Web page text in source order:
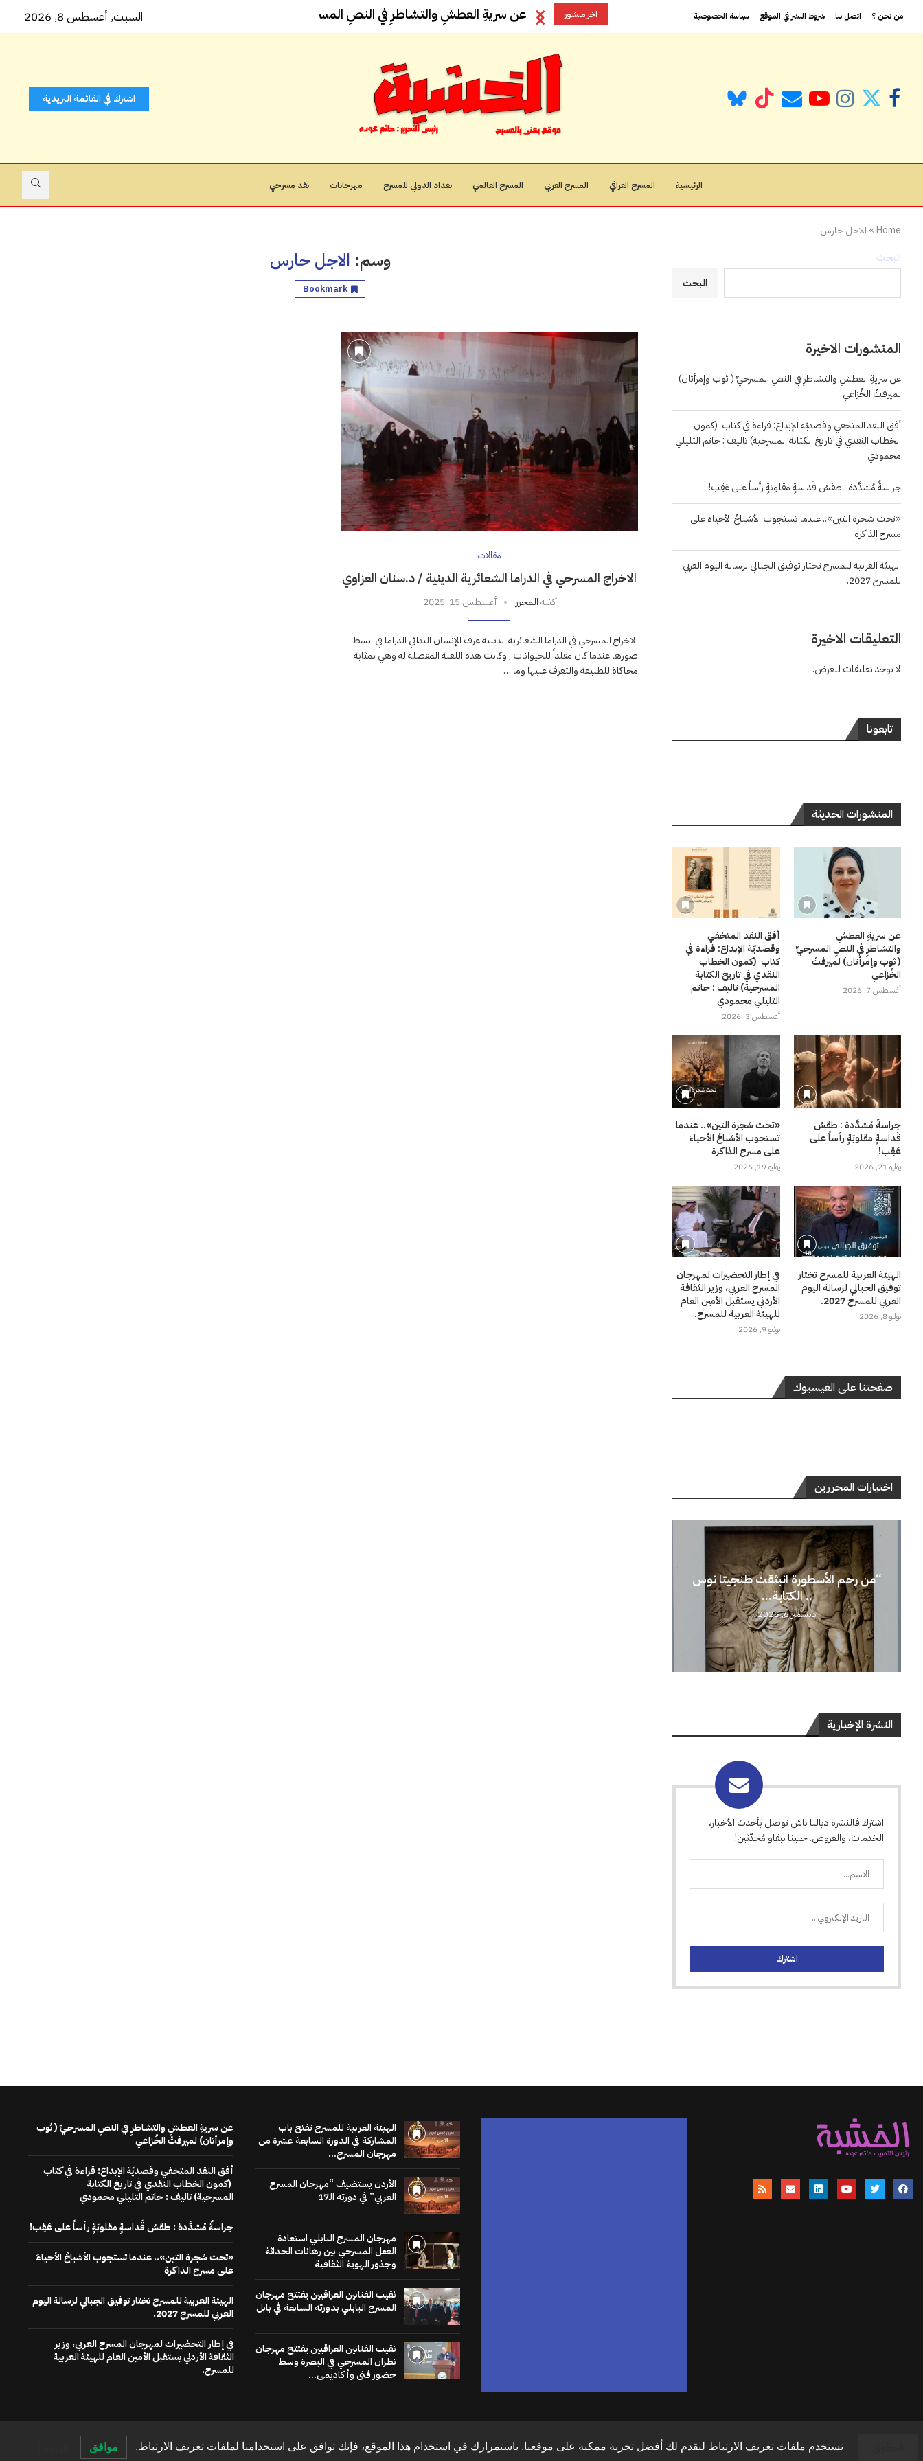
من نحن ؟ اتصل بنا شروط النشر في الموقع سياسة الخصوصية اخر منشور عن سريةِ العطشِ والتشاطرِ في النصِ المسرحيِّ ( ثوب... السبت, أغسطس 8, 2026
اشترك في القائمة البريدية
الرئيسية المسرح العراقي المسرح العربي المسرح العالمي بغداد الدولي للمسرح مهرجانات نقد مسرحي
Home
» الاجل حارس
وسم: الاجل حارس
Bookmark
مقالات
الاخراج المسرحي في الدراما الشعائرية الدينية / د.سنان العزاوي
كتبهالمحرر أغسطس 15, 2025
الاخراج المسرحي في الدراما الشعائرية الدينية عرف الإنسان البدائي الدراما في ابسط
صورها عندما كان مقلداً للحيوانات , وكانت هذه اللعبة المفضلة له وهي بمثابة
محاكاة للطبيعة والتعرف عليها وما …
البحث
البحث
المنشورات الاخيرة
عن سريةِ العطشِ والتشاطرِ في النصِ المسرحيِّ ( ثوب وإمرأتان)
لميرفتْ الخُزاعي
أفق النقد المتخفي وقصديّة الإبداع: قراءة في كتاب (كمون
الخطاب النقدي في تاريخ الكتابة المسرحية) تاليف : حاتم التليلي
محمودي
حِراسةٌ مُشدَّدة : طقسُ قَداسةٍ مقلوبَةٍ رأساً على عَقِب!
«تحت شجرة التين».. عندما تستجوب الأشباحُ الأحياءَ على
مسرح الذاكرة
الهيئة العربية للمسرح تختار توفيق الجبالي لرسالة اليوم العربي
للمسرح 2027.
التعليقات الاخيرة
لا توجد تعليقات للعرض.
تابعونا
المنشورات الحديثة
عن سريةِ العطشِ
والتشاطرِ في النصِ المسرحيِّ
( ثوب وإمرأتان) لميرفتْ
الخُزاعي
أغسطس 7, 2026
أفق النقد المتخفي
وقصديّة الإبداع: قراءة في
كتاب (كمون الخطاب
النقدي في تاريخ الكتابة
المسرحية) تاليف : حاتم
التليلي محمودي
أغسطس 3, 2026
حِراسةٌ مُشدَّدة : طقسُ
قَداسةٍ مقلوبَةٍ رأساً على
عَقِب!
يوليو 21, 2026
«تحت شجرة التين».. عندما
تستجوب الأشباحُ الأحياءَ
على مسرح الذاكرة
يوليو 19, 2026
الهيئة العربية للمسرح تختار
توفيق الجبالي لرسالة اليوم
العربي للمسرح 2027.
يوليو 8, 2026
في إطار التحضيرات لمهرجان
المسرح العربي، وزير الثقافة
الأردني يستقبل الأمين العام
للهيئة العربية للمسرح.
يونيو 9, 2026
صفحتنا على الفيسبوك
اختيارات المحررين
“من رحم الأسطورة انبثقت طنجيتا نوس
.. الكتابة...
ديسمبر 6, 2025
النشرة الإخبارية
اشترك فالنشرة ديالنا باش توصل بأحدث الأخبار،
الخدمات، والعروض. خلينا نبقاو مُحدّثين!
الهيئة العربية للمسرح تفتح باب
المشاركة في الدورة السابعة عشرة من
مهرجان المسرح...
الأردن يستضيف “مهرجان المسرح
العربي” في دورته الـ17
مهرجان المسرح البابلي استعادة
الفعل المسرحي بين رهانات الحداثة
وجذور الهوية الثقافية
نقيب الفنانين العراقيين يفتتح مهرجان
المسرح البابلي بدورته السابعة في بابل
نقيب الفنانين العراقيين يفتتح مهرجان
نظران المسرحي في البصرة وسط
حضور فني وأكاديمي...
عن سريةِ العطشِ والتشاطرِ في النصِ المسرحيِّ ( ثوب
وإمرأتان) لميرفتْ الخُزاعي
أفق النقد المتخفي وقصديّة الإبداع: قراءة في كتاب
(كمون الخطاب النقدي في تاريخ الكتابة
المسرحية) تاليف : حاتم التليلي محمودي
حِراسةٌ مُشدَّدة : طقسُ قَداسةٍ مقلوبَةٍ رأساً على عَقِب!
«تحت شجرة التين».. عندما تستجوب الأشباحُ الأحياءَ
على مسرح الذاكرة
الهيئة العربية للمسرح تختار توفيق الجبالي لرسالة اليوم
العربي للمسرح 2027.
في إطار التحضيرات لمهرجان المسرح العربي، وزير
الثقافة الأردني يستقبل الأمين العام للهيئة العربية
للمسرح.
الصفحة الرئيسية عنا اتصل بنا نستخدم ملفات تعريف الارتباط لنقدم لك أفضل تجربة ممكنة على موقعنا. باستمرارك في استخدام هذا الموقع، فإنك توافق على استخدامنا لملفات تعريف الارتباط. موافق